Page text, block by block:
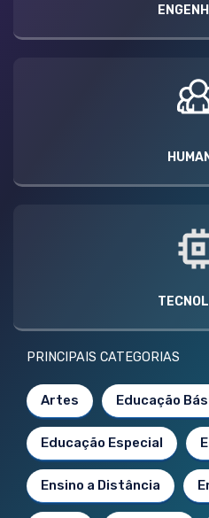
PRINCIPAIS CATEGORIAS
Artes Educação
Educação Especial
Ensino a Distância